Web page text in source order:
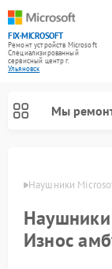
FIX-MICROSOFT
Ремонт устройств Microsoft
Специализированный
cервисный центр г.
Ульяновск
Мы
Наушники
Наушники
Износ